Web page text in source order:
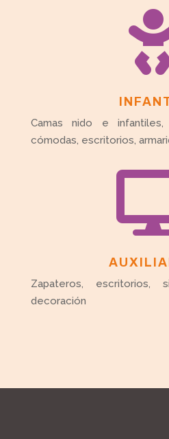
Camas nido e
cómodas, escritorios,
Zapateros, escritorios,
decoración